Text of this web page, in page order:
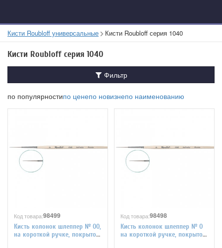
Кисти Roubloff универсальные Кисти Roubloff серия 1040
Кисти Roubloff серия 1040
Фильтр
по популярностипо ценепо новизнепо наименованию
Код товара:98499
Кисть колонок шлеппер № 00,
на короткой ручке, покрытой
Код товара:98498
Кисть колонок шлеппер № 0
на короткой ручке, покрытой